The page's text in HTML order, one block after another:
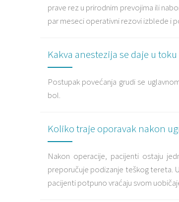
prave rez u prirodnim prevojima ili
par meseci operativni rezovi izblede i
Kakva anestezija se daje u
Postupak povećanja grudi se
bol.
Koliko traje oporavak nakon
Nakon operacije, pacijenti ostaju
preporučuje podizanje teškog tereta.
pacijenti potpuno vraćaju svom